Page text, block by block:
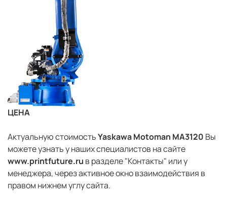
ЦЕНА
Актуальную стоимостьYaskawa Motoman MA3120 Вы
можете узнать у наших специалистов на сайте
www.printfuture.ru в разделе "Контакты" или у
менеджера, через активное окно взаимодействия в
правом нижнем углу сайта.